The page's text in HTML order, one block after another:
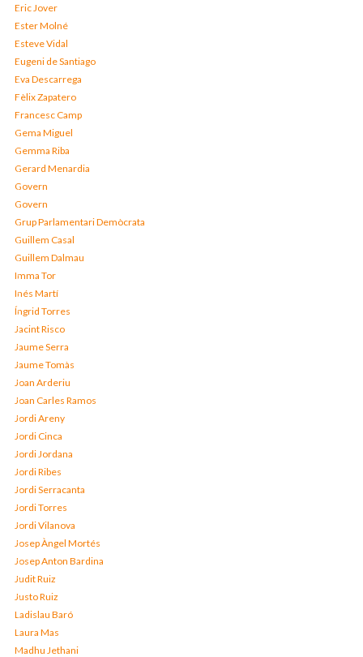
Eric Jover
Ester Molné
Esteve Vidal
Eugeni de Santiago
Eva Descarrega
Fèlix Zapatero
Francesc Camp
Gema Miguel
Gemma Riba
Gerard Menardia
Govern
Govern
Grup Parlamentari Demòcrata
Guillem Casal
Guillem Dalmau
Imma Tor
Inés Martí
Íngrid Torres
Jacint Risco
Jaume Serra
Jaume Tomàs
Joan Arderiu
Joan Carles Ramos
Jordi Areny
Jordi Cinca
Jordi Jordana
Jordi Ribes
Jordi Serracanta
Jordi Torres
Jordi Vilanova
Josep Àngel Mortés
Josep Anton Bardina
Judit Ruiz
Justo Ruiz
Ladislau Baró
Laura Mas
Madhu Jethani